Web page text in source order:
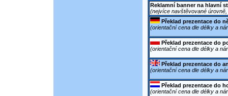
Reklamní banner na hlavní
(nejvíce navštěvované
Překlad prezentace do
(orientační cena dle délky a
Překlad prezentace do
(orientační cena dle délky a
Překlad prezentace do
(orientační cena dle délky a
Překlad prezentace do
(orientační cena dle délky a